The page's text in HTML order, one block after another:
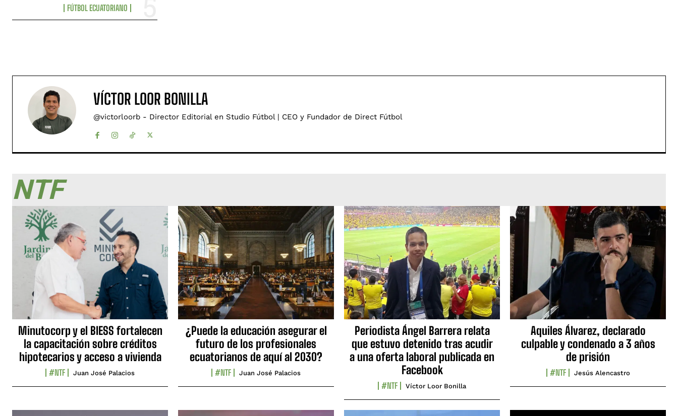
FÚTBOL ECUATORIANO
VÍCTOR LOOR BONILLA
@victorloorb - Director Editorial en Studio Fútbol | CEO y Fundador de Direct Fútbol
NTF
Minutocorp y el BIESS fortalecen
la capacitación sobre créditos
hipotecarios y acceso a vivienda
#NTF Juan José Palacios
¿Puede la educación asegurar el
futuro de los profesionales
ecuatorianos de aquí al 2030?
#NTF Juan José Palacios
Periodista Ángel Barrera relata
que estuvo detenido tras acudir
a una oferta laboral publicada en
Facebook
#NTF Víctor Loor Bonilla
Aquiles Álvarez, declarado
culpable y condenado a 3 años
de prisión
#NTF Jesús Alencastro